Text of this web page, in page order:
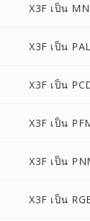
X3F เป็น
X3F เป็น PAL
X3F เป็น
X3F เป็น
X3F เป็น
X3F เป็น